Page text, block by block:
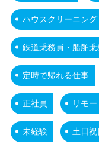
ハウスクリーニング
鉄道乗務員・船舶乗
定時で帰れる仕事
正社員 リモ
未経験 土日